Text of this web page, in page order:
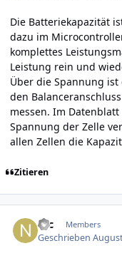
Die Batteriekapazität
dazu im
komplettes
Leistung rein und
Über die Spannung
den
messen. Im
Spannung der Zelle
allen Zellen die
Zitieren
Nic Members
Geschrieben